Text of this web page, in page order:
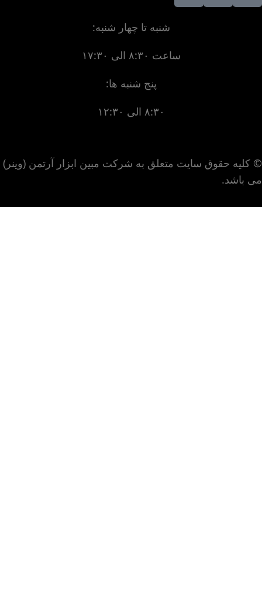
شنبه تا چهار شنبه:
ساعت ۸:۳۰ الی ۱۷:۳۰
پنج شنبه ها:
۸:۳۰ الی ۱۲:۳۰
© کلیه حقوق سایت متعلق به شرکت مبین ابزار آرتمن (وینر)
می باشد.